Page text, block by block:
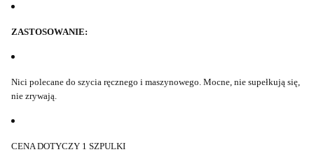
ZASTOSOWANIE:
Nici polecane do szycia ręcznego i maszynowego. Mocne, nie supełkują się,
nie zrywają.
CENA DOTYCZY 1 SZPULKI